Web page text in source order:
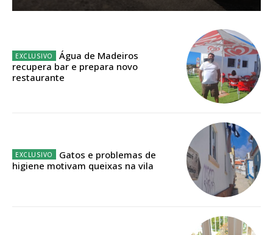
Escolha o plano de assinatura desejado:
32€
Edição em papel entregue à Quinta-feira em sua
Água de Madeiros
recupera bar e prepara novo
restaurante
Gatos e problemas de
higiene motivam queixas na vila